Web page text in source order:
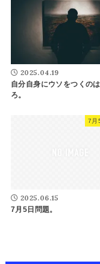
2025.04.19
自分自身にウソをつくの
ろ。
7月
2025.06.15
7月5日問題。